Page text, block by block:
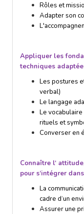
Rôles et
Adapter son
Appliquer les
techniques
Les postures
verbal)
Le langage
Le
rituels et
Converser en
Connaître l‘
pour s‘intégrer
La
cadre d‘un
Assurer une